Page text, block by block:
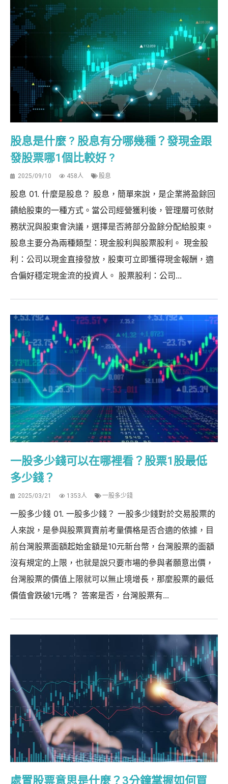
股息是什麼 ? 股息有分哪幾種？發現金跟
發股票哪1個比較好 ?
2025/09/10 458人 股息
股息 01. 什麼是股息？ 股息，簡單來說，是企業將盈餘回
饋給股東的一種方式。當公司經營獲利後，管理層可依財
務狀況與股東會決議，選擇是否將部分盈餘分配給股東。
股息主要分為兩種類型：現金股利與股票股利。 現金股
利：公司以現金直接發放，股東可立即獲得現金報酬，適
合偏好穩定現金流的投資人。 股票股利：公司...
一股多少錢可以在哪裡看？股票1股最低
多少錢？
2025/03/21 1353人 一股多少錢
一股多少錢 01. 一股多少錢？ 一股多少錢對於交易股票的
人來說，是參與股票買賣前考量價格是否合適的依據，目
前台灣股票面額起始金額是10元新台幣，台灣股票的面額
沒有規定的上限，也就是說只要市場的參與者願意出價，
台灣股票的價值上限就可以無止境增長，那麼股票的最低
價值會跌破1元嗎？ 答案是否，台灣股票有...
處置股票意思是什麼？3分鐘掌握如何買